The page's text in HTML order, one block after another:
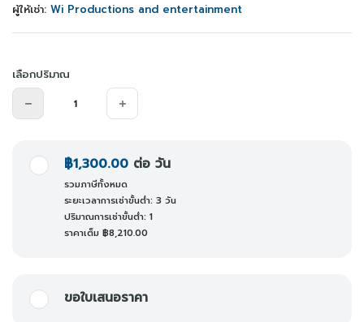
ผู้ให้เช่า: Wi Productions and entertainment
เลือกปริมาณ
฿1,300.00 ต่อ วัน
รวมภาษีทั้งหมด
ระยะเวลาการเช่าขั้นต่ำ: 3 วัน
ปริมาณการเช่าขั้นต่ำ: 1
ราคาเต็ม ฿8,210.00
ขอใบเสนอราคา